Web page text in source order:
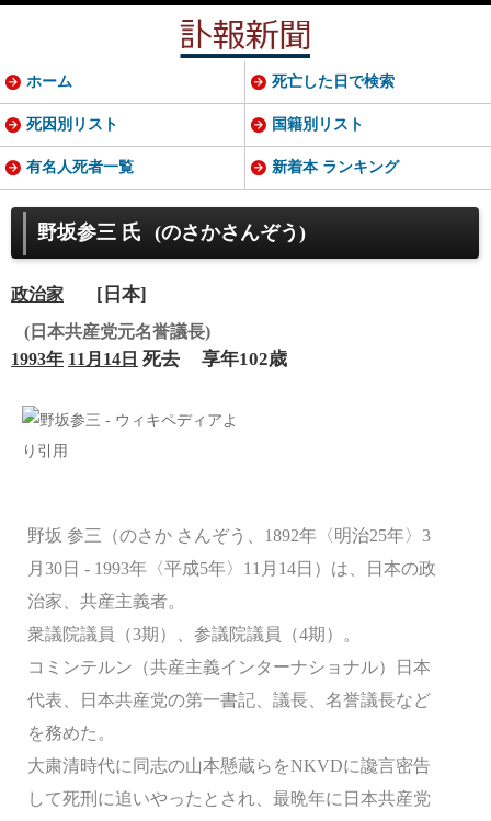
野坂参三 氏 (のさかさんぞう)
政治家 [日本]
(日本共産党元名誉議長)
1993年 11月14日 死去 享年102歳
野坂 参三（のさか さんぞう、1892年〈明治25年〉3
月30日 - 1993年〈平成5年〉11月14日）は、日本の政
治家、共産主義者。
衆議院議員（3期）、参議院議員（4期）。
コミンテルン（共産主義インターナショナル）日本
代表、日本共産党の第一書記、議長、名誉議長など
を務めた。
大粛清時代に同志の山本懸蔵らをNKVDに讒言密告
して死刑に追いやったとされ、最晩年に日本共産党
ホーム 死亡した日で検索
死因別リスト 国籍別リスト
有名人死者一覧 新着本 ランキング